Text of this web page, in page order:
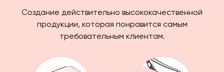
Создание действительно высококачественной
продукции, которая понравится самым
требовательным клиентам.